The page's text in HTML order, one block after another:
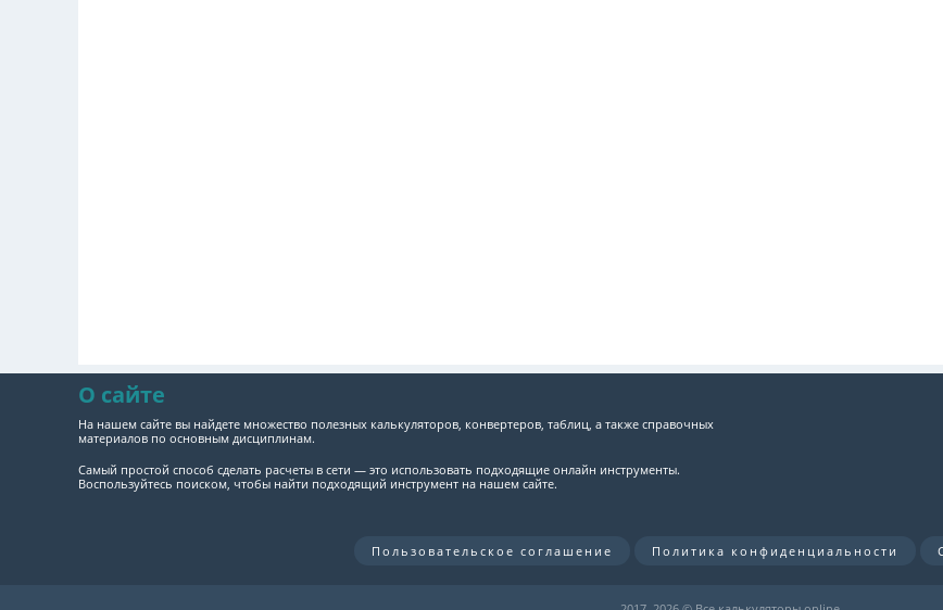
О сайте
На нашем сайте вы найдете множество полезных калькуляторов, конвертеров, таблиц, а также справочных
материалов по основным дисциплинам.
Самый простой способ сделать расчеты в сети — это использовать подходящие онлайн инструменты.
Воспользуйтесь поиском, чтобы найти подходящий инструмент на нашем сайте.
Пользовательское соглашение Политика конфиденциальности